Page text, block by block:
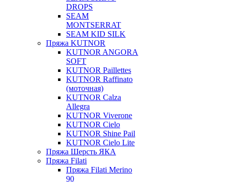
DROPS
SEAM
MONTSERRAT
SEAM KID SILK
Пряжа KUTNOR
KUTNOR ANGORA
SOFT
KUTNOR Paillettes
KUTNOR Raffinato
(моточная)
KUTNOR Calza
Allegra
KUTNOR Viverone
KUTNOR Cielo
KUTNOR Shine Pail
KUTNOR Cielo Lite
Пряжа Шерсть ЯКА
Пряжа Filati
Пряжа Filati Merino
90